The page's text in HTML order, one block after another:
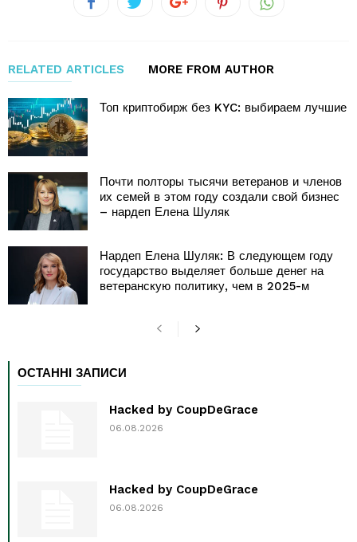
RELATED ARTICLES MORE FROM AUTHOR
Топ криптобирж без KYC: выбираем лучшие
Почти полторы тысячи ветеранов и членов
их семей в этом году создали свой бизнес
– нардеп Елена Шуляк
Нардеп Елена Шуляк: В следующем году
государство выделяет больше денег на
ветеранскую политику, чем в 2025-м
ОСТАННІ ЗАПИСИ
Hacked by CoupDeGrace
06.08.2026
Hacked by CoupDeGrace
06.08.2026